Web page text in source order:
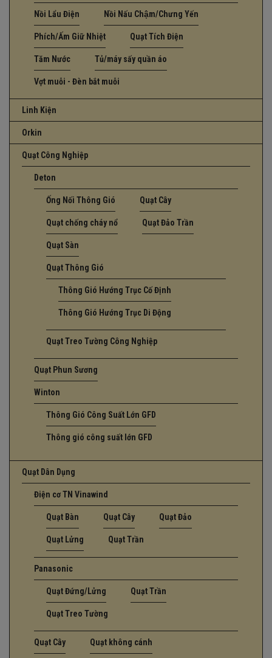
Nồi Lẩu Điện Nồi Nấu Chậm/Chưng Yến
Phích/Ấm Giữ Nhiệt Quạt Tích Điện
Tăm Nước Tủ/máy sấy quần áo
Vợt muỗi - Đèn bắt muỗi
Linh Kiện
Orkin
Quạt Công Nghiệp
Deton
Ống Nối Thông Gió Quạt Cây
Quạt chống cháy nổ Quạt Đảo Trần
Quạt Sàn
Quạt Thông Gió
Thông Gió Hướng Trục Cố Định
Thông Gió Hướng Trục Di Động
Quạt Treo Tường Công Nghiệp
Quạt Phun Sương
Winton
Thông Gió Công Suất Lớn GFD
Thông gió công suất lớn GFD
Quạt Dân Dụng
Điện cơ TN Vinawind
Quạt Bàn Quạt Cây Quạt Đảo
Quạt Lửng Quạt Trần
Panasonic
Quạt Đứng/Lửng Quạt Trần
Quạt Treo Tường
Quạt Cây Quạt không cánh